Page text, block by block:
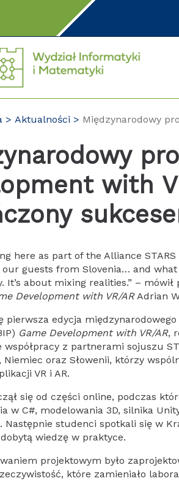
Aktualności Międzynarodowy
with
here as part of the Alliance
our guests from Slovenia… and
It’s about mixing realities.” –
Development with VR/ARAdrian
pierwsza edycja
Game Development with VR/AR,
współpracy z partnerami sojuszu
Niemiec oraz Słowenii, którzy
VR i AR.
się od części online, podczas
w C#, modelowania 3D, silnika
Następnie studenci spotkali się w
wiedzę w praktyce.
projektowym było
które zamieniało